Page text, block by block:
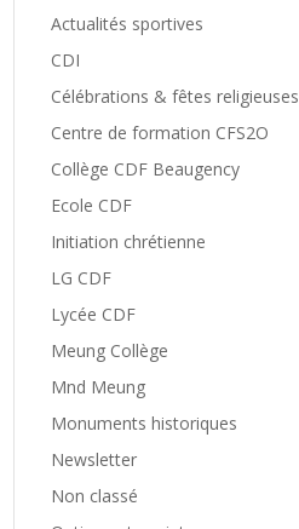
Actualités sportives
CDI
Célébrations & fêtes religieuses
Centre de formation CFS2O
Collège CDF Beaugency
Ecole CDF
Initiation chrétienne
LG CDF
Lycée CDF
Meung Collège
Mnd Meung
Monuments historiques
Newsletter
Non classé